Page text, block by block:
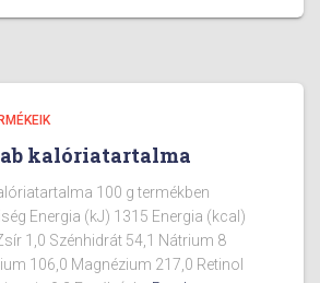
kalóriatartalma
100 g termékben
Energia (kJ) 1315 Energia (kcal)
1,0 Szénhidrát 54,1 Nátrium 8
106,0 Magnézium 217,0 Retinol